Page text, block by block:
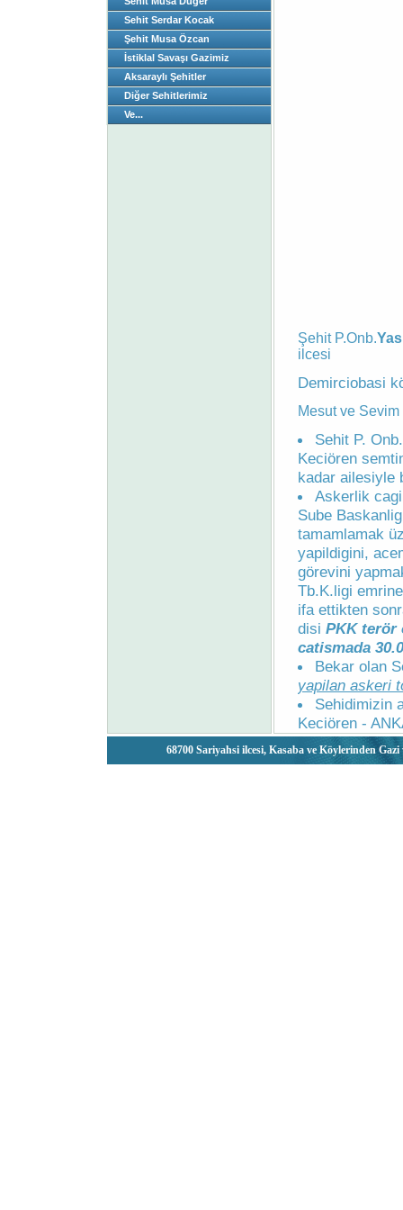
Sehit Serdar Kocak
Şehit Musa Özcan
İstiklal Savaşı Gazimiz
Aksaraylı Şehitler
Diğer Sehitlerimiz
Ve...
Şehit P.Onb.
ilcesi
Demirciobasi
Mesut ve
Sehit P.
Keciören
kadar ailesiyle
Askerlik
Sube
tamamlamak
yapildigini,
görevini
Tb.K.ligi
ifa ettikten
disi PKK terör
catismada
Bekar olan
yapilan askeri
Sehidimizin
Keciören -
68700 Sariyahsi ilcesi, Kasaba ve Köylerinden